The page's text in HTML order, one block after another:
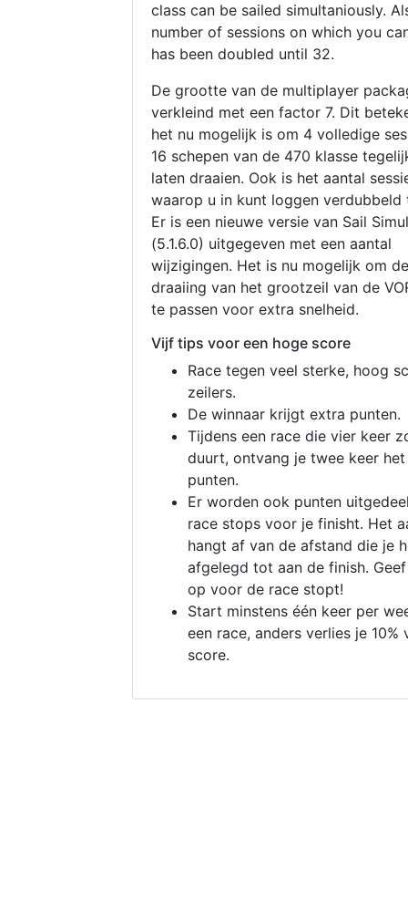
class can be sailed simultaniously.
number of sessions on which you
has been doubled until 32.
De grootte van de multiplayer
verkleind met een factor 7. Dit
het nu mogelijk is om 4 volledige
16 schepen van de 470 klasse
laten draaien. Ook is het aantal
waarop u in kunt loggen verdubbeld
Er is een nieuwe versie van Sail
(5.1.6.0) uitgegeven met een aantal
wijzigingen. Het is nu mogelijk om de
draaiing van het grootzeil van de
te passen voor extra snelheid.
Vijf tips voor een hoge score
Race tegen veel sterke, hoog
zeilers.
De winnaar krijgt extra punten.
Tijdens een race die vier keer
duurt, ontvang je twee keer
punten.
Er worden ook punten
race stops voor je finisht. Het
hangt af van de afstand die je
afgelegd tot aan de finish.
op voor de race stopt!
Start minstens één keer per
een race, anders verlies je 10%
score.